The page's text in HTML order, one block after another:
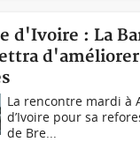
d'Ivoire : La
La rencontre mardi à
d’Ivoire pour sa
de Bre...